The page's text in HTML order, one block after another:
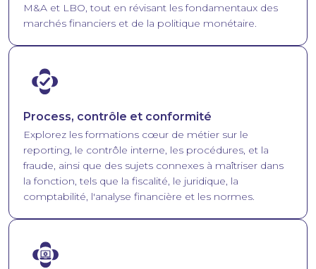
M&A et LBO, tout en révisant les fondamentaux des
marchés financiers et de la politique monétaire.
Image
Process, contrôle et conformité
Explorez les formations cœur de métier sur le
reporting, le contrôle interne, les procédures, et la
fraude, ainsi que des sujets connexes à maîtriser dans
la fonction, tels que la fiscalité, le juridique, la
comptabilité, l'analyse financière et les normes.
Image